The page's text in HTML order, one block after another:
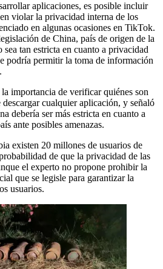
aplicaciones, es posible incluir
violar la privacidad interna de los
en algunas ocasiones en TikTok.
de China, país de origen de la
tan estricta en cuanto a privacidad
podría permitir la toma de información
importancia de verificar quiénes son
descargar cualquier aplicación, y señaló
debería ser más estricta en cuanto a
ante posibles amenazas.
existen 20 millones de usuarios de
de que la privacidad de las
el experto no propone prohibir la
que se legisle para garantizar la
usuarios.